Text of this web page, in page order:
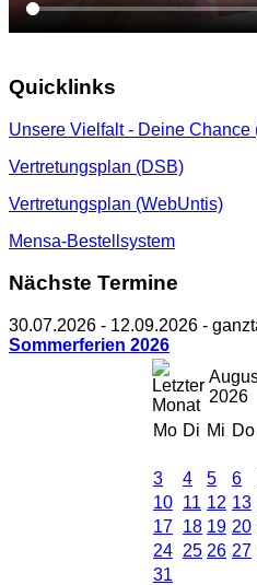
Quicklinks
Unsere Vielfalt - Deine Chance
Vertretungsplan (DSB)
Vertretungsplan (WebUntis)
Mensa-Bestellsystem
Nächste Termine
30.07.2026 - 12.09.2026 -
Sommerferien 2026
2026
Mo Di Mi Do
3
4 5 6
10 11 12 13
17 18 19 20
24 25 26 27
31